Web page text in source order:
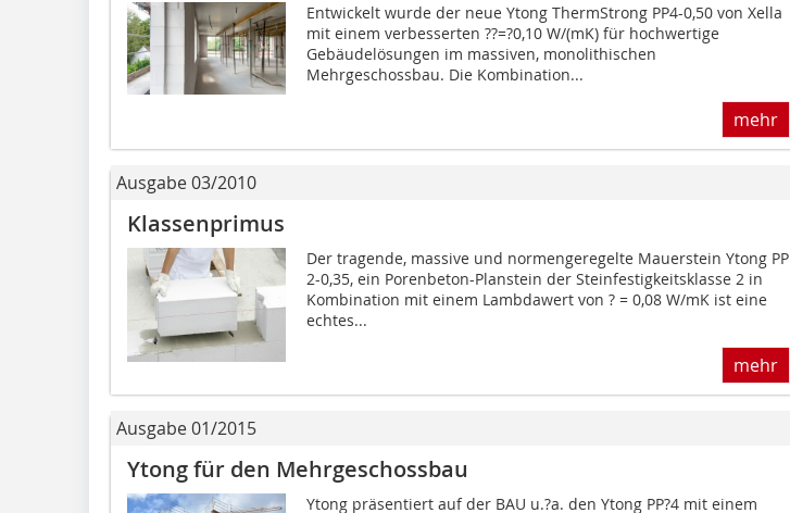
Entwickelt wurde der neue Ytong ThermStrong PP4-0,50 von Xella
mit einem verbesserten ??=?0,10 W/(mK) für hochwertige
Gebäudelösungen im massiven, monolithischen
Mehrgeschossbau. Die Kombination...
mehr
Ausgabe 03/2010
Klassenprimus
Der tragende, massive und normengeregelte Mauerstein Ytong PP
2-0,35, ein Porenbeton-Planstein der Steinfestig­keitsklasse 2 in
Kombination mit einem Lambdawert von ? = 0,08 W/mK ist eine
echtes...
mehr
Ausgabe 01/2015
Ytong für den Mehrgeschossbau
Ytong präsentiert auf der BAU u.?a. den Ytong PP?4 mit einem